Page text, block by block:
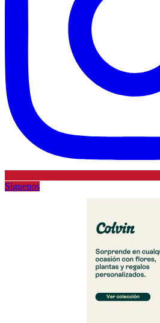
Síguenos